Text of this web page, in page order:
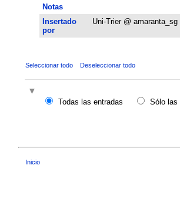
Notas
Insertado
por
Uni-Trier @ amaranta_sg
Seleccionar todo Deseleccionar todo
Todas las entradas
Sólo las
Inicio